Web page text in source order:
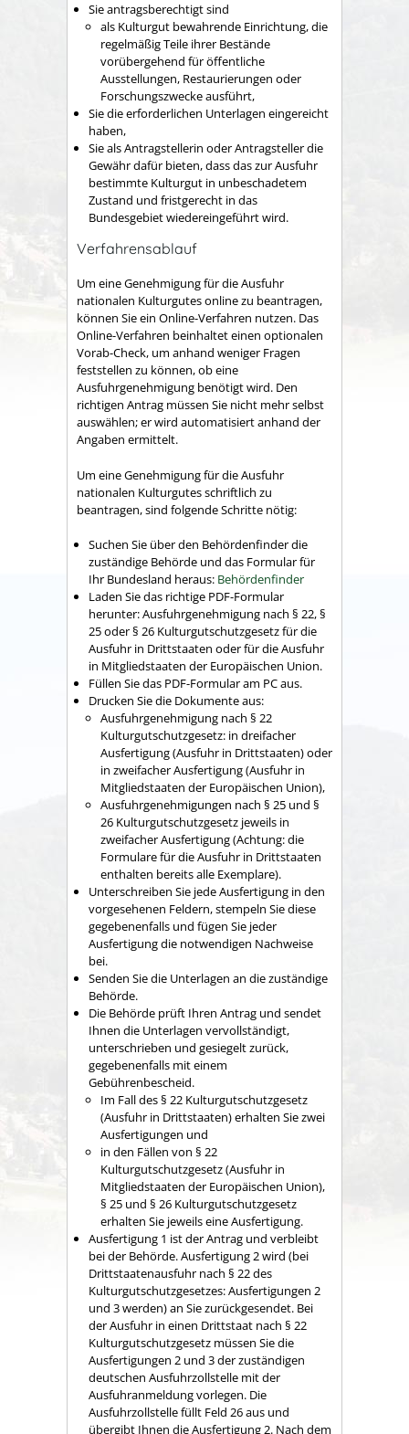
Sie antragsberechtigt sind
als Kulturgut bewahrende Einrichtung, die
regelmäßig Teile ihrer Bestände
vorübergehend für öffentliche
Ausstellungen, Restaurierungen oder
Forschungszwecke ausführt,
Sie die erforderlichen Unterlagen eingereicht
haben,
Sie als Antragstellerin oder Antragsteller die
Gewähr dafür bieten, dass das zur Ausfuhr
bestimmte Kulturgut in unbeschadetem
Zustand und fristgerecht in das
Bundesgebiet wiedereingeführt wird.
Verfahrensablauf
Um eine Genehmigung für die Ausfuhr
nationalen Kulturgutes online zu beantragen,
können Sie ein Online-Verfahren nutzen. Das
Online-Verfahren beinhaltet einen optionalen
Vorab-Check, um anhand weniger Fragen
feststellen zu können, ob eine
Ausfuhrgenehmigung benötigt wird. Den
richtigen Antrag müssen Sie nicht mehr selbst
auswählen; er wird automatisiert anhand der
Angaben ermittelt.
Um eine Genehmigung für die Ausfuhr
nationalen Kulturgutes schriftlich zu
beantragen, sind folgende Schritte nötig:
Suchen Sie über den Behördenfinder die
zuständige Behörde und das Formular für
Ihr Bundesland heraus: Behördenfinder
Laden Sie das richtige PDF-Formular
herunter: Ausfuhrgenehmigung nach § 22, §
25 oder § 26 Kulturgutschutzgesetz für die
Ausfuhr in Drittstaaten oder für die Ausfuhr
in Mitgliedstaaten der Europäischen Union.
Füllen Sie das PDF-Formular am PC aus.
Drucken Sie die Dokumente aus:
Ausfuhrgenehmigung nach § 22
Kulturgutschutzgesetz: in dreifacher
Ausfertigung (Ausfuhr in Drittstaaten) oder
in zweifacher Ausfertigung (Ausfuhr in
Mitgliedstaaten der Europäischen Union),
Ausfuhrgenehmigungen nach § 25 und §
26 Kulturgutschutzgesetz jeweils in
zweifacher Ausfertigung (Achtung: die
Formulare für die Ausfuhr in Drittstaaten
enthalten bereits alle Exemplare).
Unterschreiben Sie jede Ausfertigung in den
vorgesehenen Feldern, stempeln Sie diese
gegebenenfalls und fügen Sie jeder
Ausfertigung die notwendigen Nachweise
bei.
Senden Sie die Unterlagen an die zuständige
Behörde.
Die Behörde prüft Ihren Antrag und sendet
Ihnen die Unterlagen vervollständigt,
unterschrieben und gesiegelt zurück,
gegebenenfalls mit einem
Gebührenbescheid.
Im Fall des § 22 Kulturgutschutzgesetz
(Ausfuhr in Drittstaaten) erhalten Sie zwei
Ausfertigungen und
in den Fällen von § 22
Kulturgutschutzgesetz (Ausfuhr in
Mitgliedstaaten der Europäischen Union),
§ 25 und § 26 Kulturgutschutzgesetz
erhalten Sie jeweils eine Ausfertigung.
Ausfertigung 1 ist der Antrag und verbleibt
bei der Behörde. Ausfertigung 2 wird (bei
Drittstaatenausfuhr nach § 22 des
Kulturgutschutzgesetzes: Ausfertigungen 2
und 3 werden) an Sie zurückgesendet. Bei
der Ausfuhr in einen Drittstaat nach § 22
Kulturgutschutzgesetz müssen Sie die
Ausfertigungen 2 und 3 der zuständigen
deutschen Ausfuhrzollstelle mit der
Ausfuhranmeldung vorlegen. Die
Ausfuhrzollstelle füllt Feld 26 aus und
übergibt Ihnen die Ausfertigung 2. Nach dem